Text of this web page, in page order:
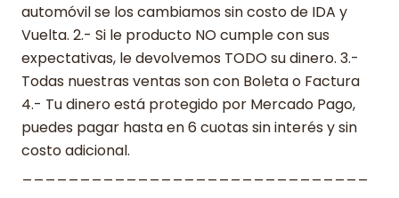
automóvil se los cambiamos sin costo de IDA y
Vuelta. 2.- Si le producto NO cumple con sus
expectativas, le devolvemos TODO su dinero. 3.-
Todas nuestras ventas son con Boleta o Factura
4.- Tu dinero está protegido por Mercado Pago,
puedes pagar hasta en 6 cuotas sin interés y sin
costo adicional.